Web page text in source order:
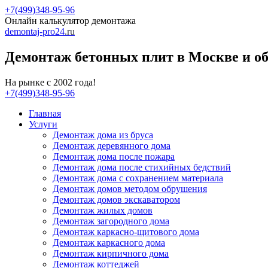
+7(499)348-95-96
Онлайн калькулятор демонтажа
demontaj-pro24.ru
Демонтаж бетонных плит в Москве и
На рынке с 2002 года!
+7(499)348-95-96
Главная
Услуги
Демонтаж дома из бруса
Демонтаж деревянного дома
Демонтаж дома после пожара
Демонтаж дома после стихийных бедствий
Демонтаж дома с сохранением материала
Демонтаж домов методом обрушения
Демонтаж домов экскаватором
Демонтаж жилых домов
Демонтаж загородного дома
Демонтаж каркасно-щитового дома
Демонтаж каркасного дома
Демонтаж кирпичного дома
Демонтаж коттеджей